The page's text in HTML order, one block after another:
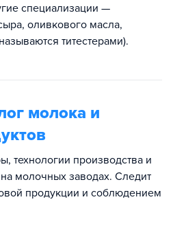
специализации —
оливкового масла,
титестерами).
молока и
технологии производства и
молочных заводах. Следит
продукции и соблюдением